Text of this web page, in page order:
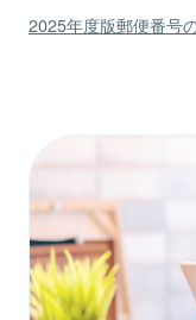
2025年度版郵便番号